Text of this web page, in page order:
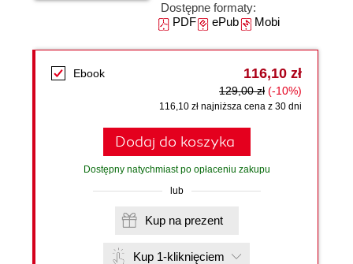
Dostępne formaty:
PDFePubMobi
Ebook 116,10 zł
129,00 zł (-10%)
116,10 zł najniższa cena z 30 dni
Dodaj do koszyka
Dostępny natychmiast po opłaceniu zakupu
lub
Kup na prezent
Kup 1-kliknięciem